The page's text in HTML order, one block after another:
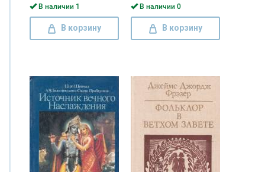
В наличии 1
В корзину
В наличии 0
В корзину